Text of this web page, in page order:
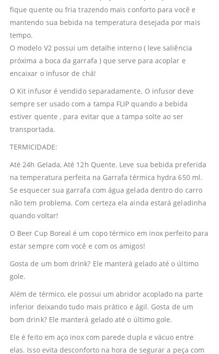
fique quente ou fria trazendo mais conforto para você e
mantendo sua bebida na temperatura desejada por mais
tempo.
O modelo V2 possui um detalhe interno ( leve saliência
próxima a boca da garrafa ) que serve para acoplar e
encaixar o infusor de chá!
O Kit infusor é vendido separadamente. O infusor deve
sempre ser usado com a tampa FLIP quando a bebida
estiver quente , para evitar que a tampa solte ao ser
transportada.
TERMICIDADE:
Até 24h Gelada, Até 12h Quente. Leve sua bebida preferida
na temperatura perfeita na Garrafa térmica hydra 650 ml.
Se esquecer sua garrafa com água gelada dentro do carro
não tem problema. Com certeza ela ainda estará geladinha
quando voltar!
O Beer Cup Boreal é um copo térmico em inox perfeito para
estar sempre com você e com os amigos!
Gosta de um bom drink? Ele manterá gelado até o último
gole.
Além de térmico, ele possui um abridor acoplado na parte
inferior deixando tudo mais prático e ágil. Gosta de um
bom drink? Ele manterá gelado até o último gole.
Ele é feito em aço inox com parede dupla e vácuo entre
elas. Isso evita desconforto na hora de segurar a peça com